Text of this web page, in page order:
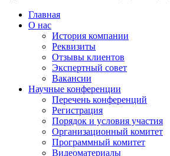
Главная
О нас
История компании
Реквизиты
Отзывы клиентов
Экспертный совет
Вакансии
Научные конференции
Перечень конференций
Регистрация
Порядок и условия участия
Организационный комитет
Программный комитет
Видеоматериалы